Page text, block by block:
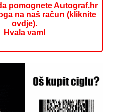
pomognete Autograf.hr
na naš račun (kliknite
ovdje).
Hvala vam!